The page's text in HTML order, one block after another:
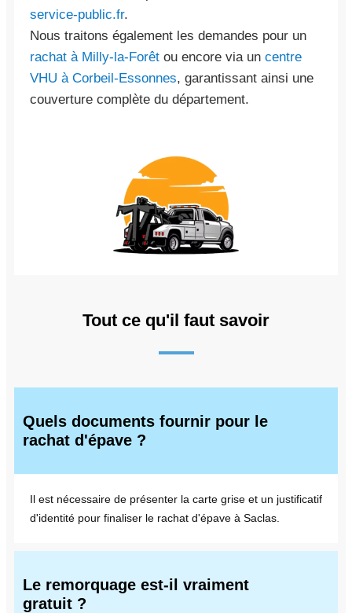
service-public.fr.
Nous traitons également les demandes pour un
rachat à Milly-la-Forêt ou encore via un centre
VHU à Corbeil-Essonnes, garantissant ainsi une
couverture complète du département.
Tout ce qu'il faut savoir
Quels documents fournir pour le
rachat d'épave ?
Il est nécessaire de présenter la carte grise et un justificatif
d'identité pour finaliser le rachat d'épave à Saclas.
Le remorquage est-il vraiment
gratuit ?